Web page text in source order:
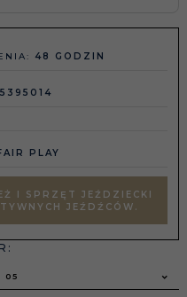
48 GODZIN
PLAY
I SPRZĘT JEŹDZIECKI
JEŹDŹCÓW.
05